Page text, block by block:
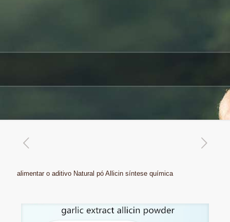
alimentar o aditivo Natural pó Allicin síntese química